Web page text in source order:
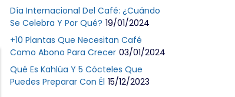
Día Internacional Del Café: ¿Cuándo
Se Celebra Y Por Qué? 19/01/2024
+10 Plantas Que Necesitan Café
Como Abono Para Crecer 03/01/2024
Qué Es Kahlúa Y 5 Cócteles Que
Puedes Preparar Con Él 15/12/2023